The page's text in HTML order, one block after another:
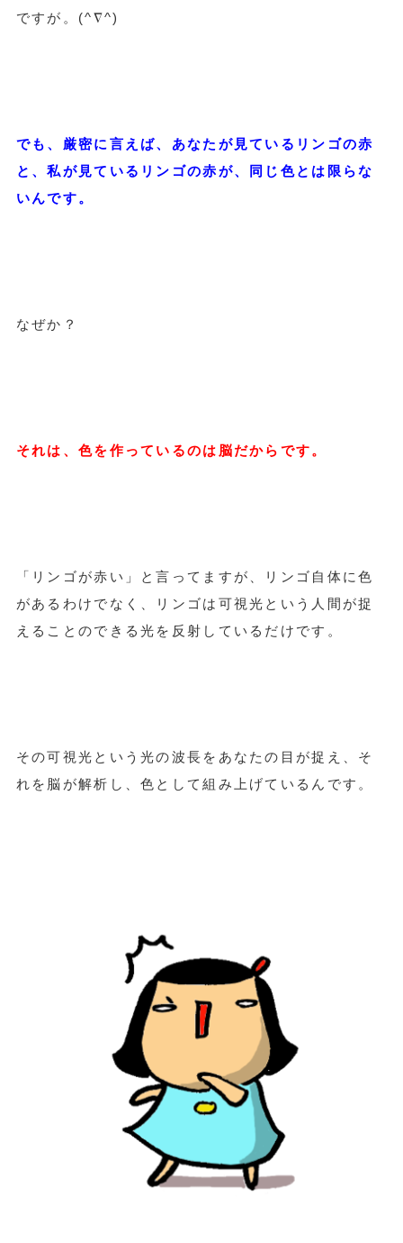
ですが。(^∇^)
でも、厳密に言えば、あなたが見ているリンゴの赤
と、私が見ているリンゴの赤が、同じ色とは限らな
いんです。
なぜか？
それは、色を作っているのは脳だからです。
「リンゴが赤い」と言ってますが、リンゴ自体に色
があるわけでなく、リンゴは可視光という人間が捉
えることのできる光を反射しているだけです。
その可視光という光の波長をあなたの目が捉え、そ
れを脳が解析し、色として組み上げているんです。